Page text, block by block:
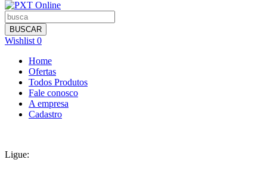
BUSCAR
Wishlist 0
Home
Ofertas
Todos Produtos
Fale conosco
A empresa
Cadastro
Ligue: